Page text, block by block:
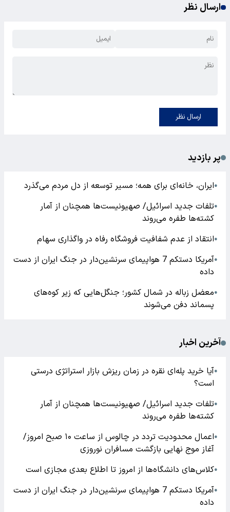
ارسال نظر
ارسال نظر
پر بازدید
●ایران، خانه‌ای برای همه؛ مسیر توسعه از دل مردم می‌گذرد
●تلفات جدید اسرائیل/ صهیونیست‌ها همچنان از آمار
کشته‌ها طفره می‌روند
●انتقاد از عدم شفافیت فروشگاه رفاه در واگذاری سهام
●
آمریکا دستکم 7 هواپیمای سرنشین‌دار در جنگ ایران از دست
داده
●معضل زباله در شمال کشور؛ جنگل‌هایی که زیر کوه‌های
پسماند دفن می‌شوند
آخرین اخبار
●آیا خرید پله‌ای نقره در زمان ریزش بازار استراتژی درستی
است؟
●تلفات جدید اسرائیل/ صهیونیست‌ها همچنان از آمار
کشته‌ها طفره می‌روند
●
اعمال محدودیت تردد در چالوس از ساعت ۱۰ صبح امروز/
آغاز موج نهایی بازگشت مسافران نوروزی
●کلاس‌های دانشگاه‌ها از امروز تا اطلاع بعدی مجازی است
●
آمریکا دستکم 7 هواپیمای سرنشین‌دار در جنگ ایران از دست
داده